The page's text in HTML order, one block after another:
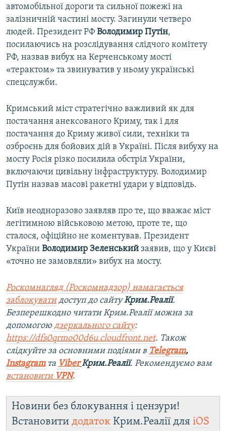
автомобільної дороги та сильної пожежі на
залізничній частині мосту. Загинули четверо
людей. Президент РФ Володимир Путін,
посилаючись на розслідування слідчого комітету
РФ, назвав вибух на Керченському мості
«терактом» та звинуватив у ньому українські
спецслужби.
Кримський міст стратегічно важливий як для
постачання анексованого Криму, так і для
постачання до Криму живої сили, техніки та
озброєнь для бойових дій в Україні. Після вибуху на
мосту Росія різко посилила обстріл України,
включаючи цивільну інфраструктуру. Володимир
Путін назвав масові ракетні удари у відповідь.
Київ неодноразово заявляв про те, що вважає міст
легітимною військовою метою, проте те, що
сталося, офіційно не коментував. Президент
України Володимир Зеленський заявив, що у Києві
«точно не замовляли» вибух на мосту.
Роскомнагляд (Роскомнадзор) намагається
заблокуватидоступ до сайтуКрим.Реалії.
Безперешкодно читати Крим.Реалії можна за
допомогою дзеркального сайту:
https://dfs0qrmo00d6u.cloudfront.net. Також
слідкуйте за основними подіями в Telegram,
Instagramта Viber Крим.Реалії. Рекомендуємо вам
встановити VPN.
Новини без блокування і цензури!
Встановити додаток Крим.Реалії для iOS